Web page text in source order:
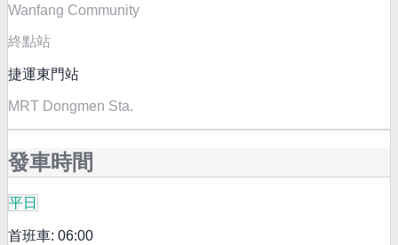
Wanfang Community
終點站
捷運東門站
MRT Dongmen Sta.
發車時間
平日
首班車: 06:00